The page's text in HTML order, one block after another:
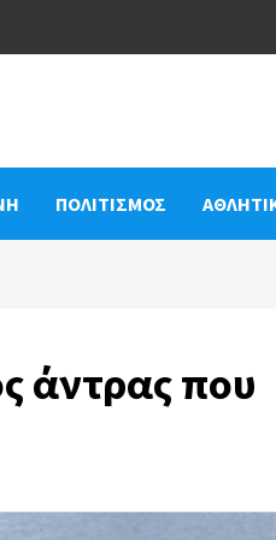
ΠΟΛΙΤΙΣΜΟΣ
άντρας που